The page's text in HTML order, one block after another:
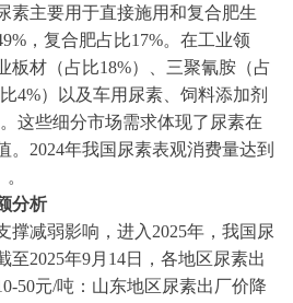
素主要用于直接施用和复合肥生
，复合肥占比17%。在工业领
板材（占比18%）、三聚氰胺（占
4%）以及车用尿素、饲料添加剂
这些细分市场需求体现了尿素在
。2024年我国尿素表观消费量达到
分析
撑减弱影响，进入 2025年，我国尿
至2025年9月14日，各地区尿素出
50元/吨：山东地区尿素出厂价降